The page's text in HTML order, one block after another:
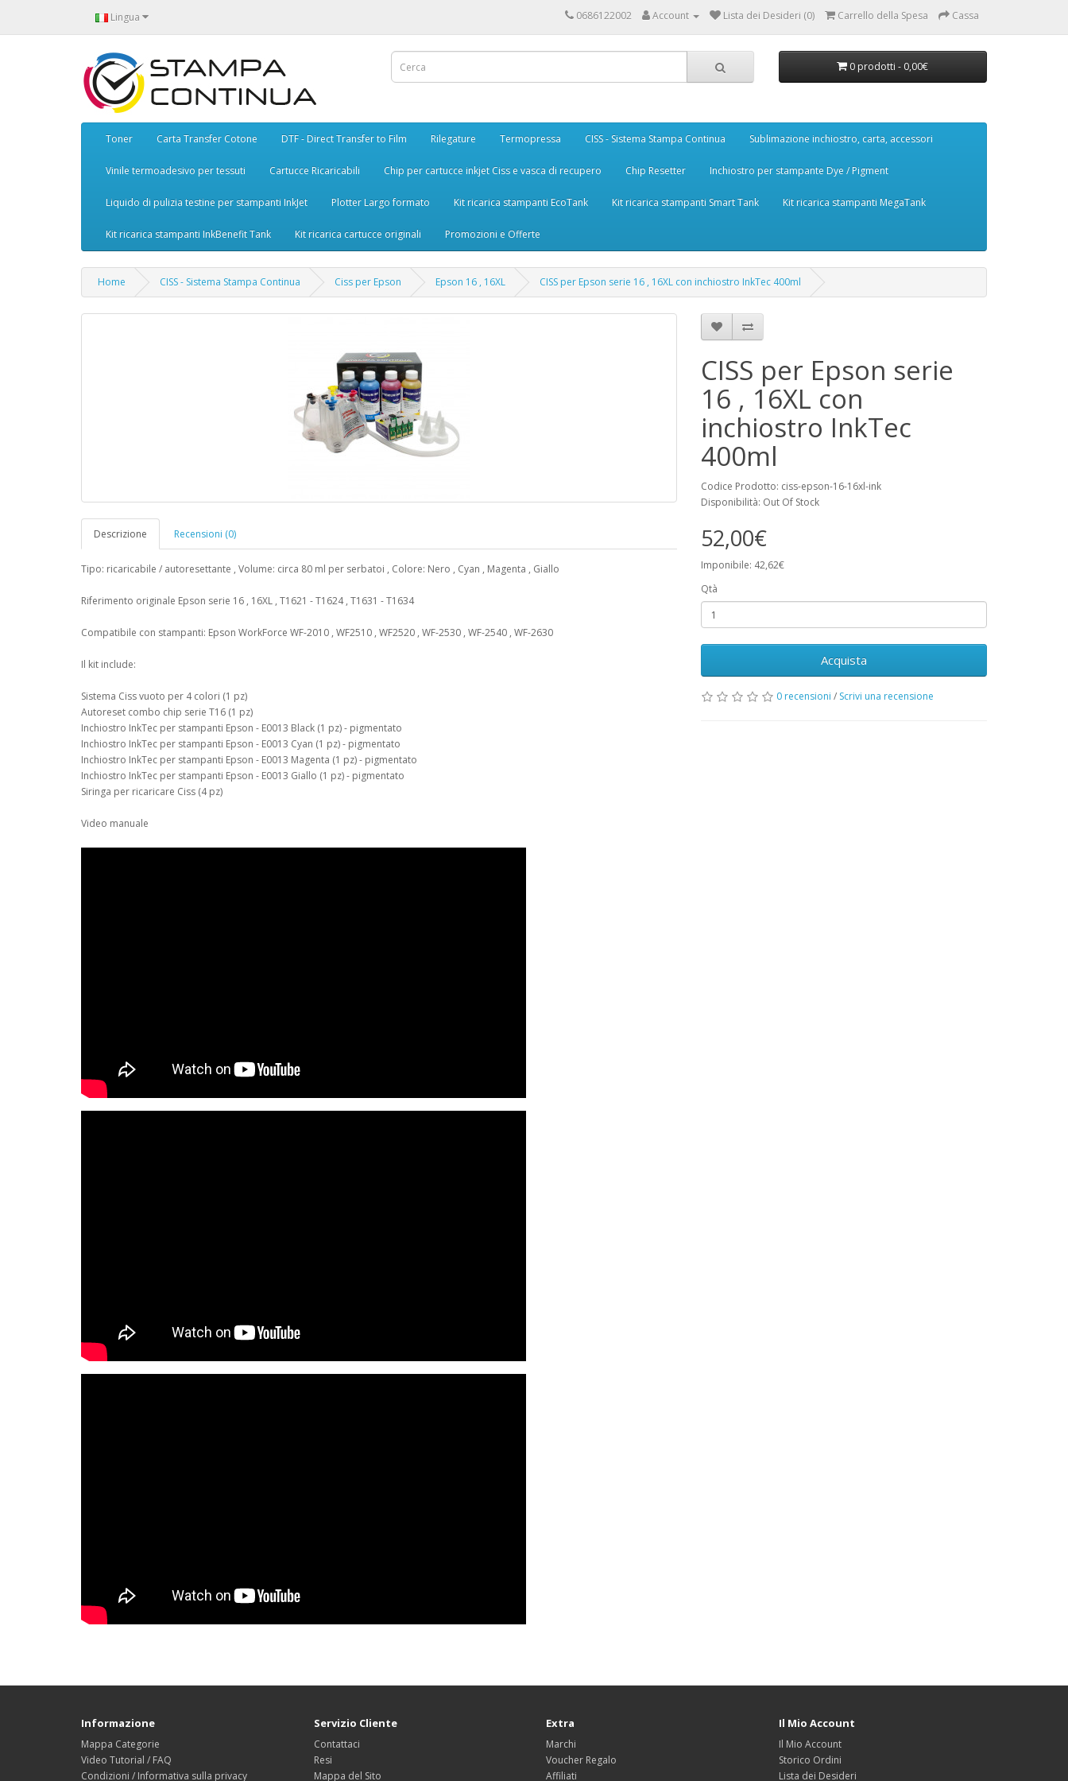
Lingua 0686122002 Account Lista dei Desideri (0) Carrello della Spesa Cassa
0 prodotti - 0,00€
Toner Carta Transfer Cotone DTF - Direct Transfer to Film Rilegature Termopressa CISS - Sistema Stampa Continua Sublimazione inchiostro, carta, accessori
Vinile termoadesivo per tessuti Cartucce Ricaricabili Chip per cartucce inkjet Ciss e vasca di recupero Chip Resetter Inchiostro per stampante Dye / Pigment
Liquido di pulizia testine per stampanti InkJet Plotter Largo formato Kit ricarica stampanti EcoTank Kit ricarica stampanti Smart Tank Kit ricarica stampanti MegaTank
Kit ricarica stampanti InkBenefit Tank Kit ricarica cartucce originali Promozioni e Offerte
Home CISS - Sistema Stampa Continua Ciss per Epson Epson 16 , 16XL CISS per Epson serie 16 , 16XL con inchiostro InkTec 400ml
Descrizione Recensioni (0)
Tipo: ricaricabile / autoresettante , Volume: circa 80 ml per serbatoi , Colore: Nero , Cyan , Magenta , Giallo
Riferimento originale Epson serie 16 , 16XL , T1621 - T1624 , T1631 - T1634
Compatibile con stampanti: Epson WorkForce WF-2010 , WF2510 , WF2520 , WF-2530 , WF-2540 , WF-2630
Il kit include:
Sistema Ciss vuoto per 4 colori (1 pz)
Autoreset combo chip serie T16 (1 pz)
Inchiostro InkTec per stampanti Epson - E0013 Black (1 pz) - pigmentato
Inchiostro InkTec per stampanti Epson - E0013 Cyan (1 pz) - pigmentato
Inchiostro InkTec per stampanti Epson - E0013 Magenta (1 pz) - pigmentato
Inchiostro InkTec per stampanti Epson - E0013 Giallo (1 pz) - pigmentato
Siringa per ricaricare Ciss (4 pz)
Video manuale
CISS per Epson serie
16 , 16XL con
inchiostro InkTec
400ml
Codice Prodotto: ciss-epson-16-16xl-ink
Disponibilità: Out Of Stock
52,00€
Imponibile: 42,62€
Qtà
Acquista
0 recensioni / Scrivi una recensione
Informazione
Mappa Categorie
Video Tutorial / FAQ
Condizioni / Informativa sulla privacy
Servizio Cliente
Contattaci
Resi
Mappa del Sito
Extra
Marchi
Voucher Regalo
Affiliati
Il Mio Account
Il Mio Account
Storico Ordini
Lista dei Desideri